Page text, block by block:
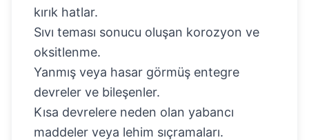
kırık hatlar.
Sıvı teması sonucu oluşan korozyon ve
oksitlenme.
Yanmış veya hasar görmüş entegre
devreler ve bileşenler.
Kısa devrelere neden olan yabancı
maddeler veya lehim sıçramaları.